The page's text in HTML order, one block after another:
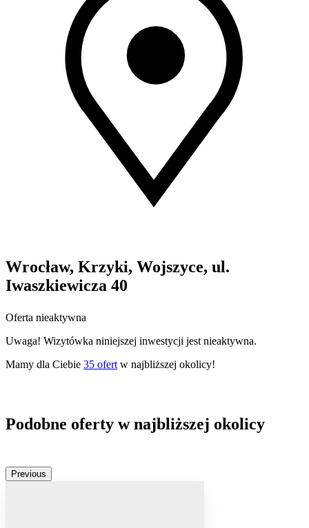
Wrocław, Krzyki, Wojszyce, ul.
Iwaszkiewicza 40
Oferta nieaktywna
Uwaga! Wizytówka niniejszej inwestycji jest nieaktywna.
Mamy dla Ciebie 35 ofert w najbliższej okolicy!
Podobne oferty w najbliższej okolicy
Previous